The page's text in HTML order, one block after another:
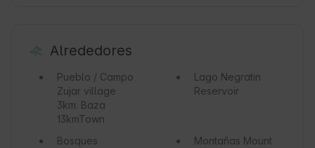
Alrededores
Pueblo / Campo
Zujar village
3km. Baza
13kmTown
Lago Negratin
Reservoir
Bosques
Montañas Mount